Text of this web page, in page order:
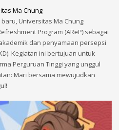
Ma Chung
Universitas Ma Chung
Program (AReP) sebagai
dan penyamaan persepsi
Kegiatan ini bertujuan untuk
Perguruan Tinggi yang unggul
Mari bersama mewujudkan